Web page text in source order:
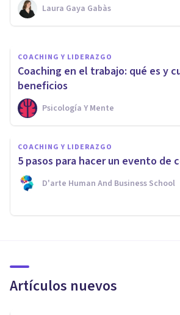
Laura Gaya Gabàs
Psicología Y Mente
COACHING Y LIDERAZGO
Coaching en el trabajo: qué es y
beneficios
Psicología Y Mente
COACHING Y LIDERAZGO
5 pasos para hacer un evento de
D'arte Human And Business School
Artículos nuevos